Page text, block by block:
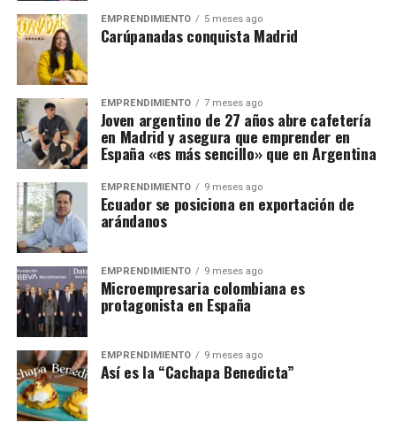
EMPRENDIMIENTO 5 meses ago
Carúpanadas conquista Madrid
EMPRENDIMIENTO 7 meses ago
Joven argentino de 27 años abre cafetería
en Madrid y asegura que emprender en
España «es más sencillo» que en Argentina
EMPRENDIMIENTO 9 meses ago
Ecuador se posiciona en exportación de
arándanos
EMPRENDIMIENTO 9 meses ago
Microempresaria colombiana es
protagonista en España
EMPRENDIMIENTO 9 meses ago
Así es la “Cachapa Benedicta”